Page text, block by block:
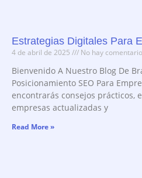
Estrategias Digitales Para
4 de abril de 2025 No hay
Bienvenido A Nuestro Blog De
Posicionamiento SEO Para
encontrarás consejos prácticos,
empresas actualizadas y
Read More »